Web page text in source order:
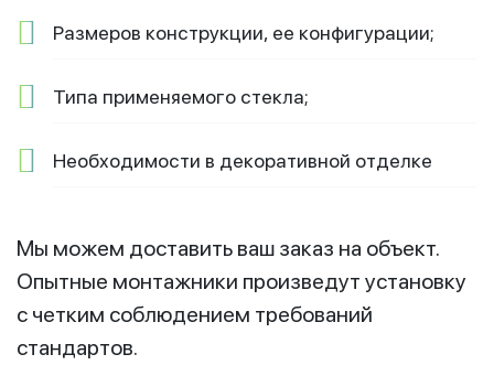
Размеров конструкции, ее конфигурации;
Типа применяемого стекла;
Необходимости в декоративной отделке
Мы можем доставить ваш заказ на объект.
Опытные монтажники произведут установку
с четким соблюдением требований
стандартов.